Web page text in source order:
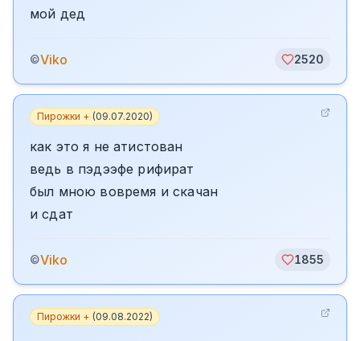
мой дед
©Viko 2520
Пирожки + (09.07.2020)
как это я не атистован
ведь в пэдээфе рифират
был мною вовремя и скачан
и сдат
©Viko 1855
Пирожки + (09.08.2022)